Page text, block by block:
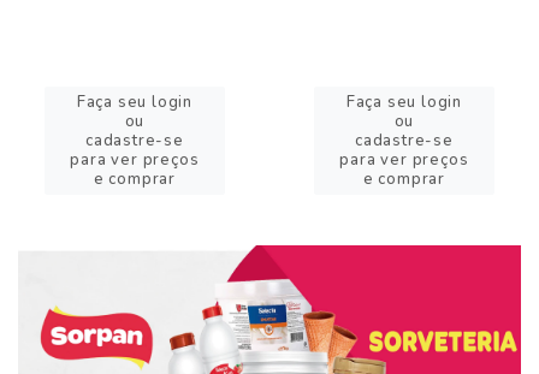
Faça seu login
ou
cadastre-se
para ver preços
e comprar
Faça seu login
ou
cadastre-se
para ver preços
e comprar